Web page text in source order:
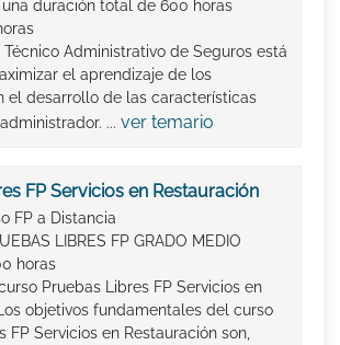
duración total de 600 horas
Técnico Administrativo de Seguros está
el aprendizaje de los
el desarrollo de las características
... ver temario
FP Servicios en Restauración
FP a Distancia
LIBRES FP GRADO MEDIO
horas
Pruebas Libres FP Servicios en
objetivos fundamentales del curso
FP Servicios en Restauración son,